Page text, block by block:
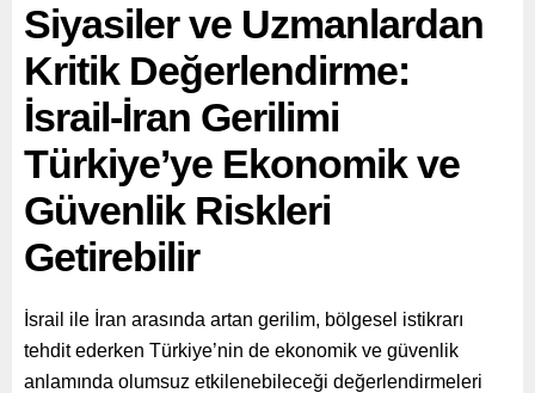
Siyasiler ve Uzmanlardan
Kritik Değerlendirme:
İsrail-İran Gerilimi
Türkiye’ye Ekonomik ve
Güvenlik Riskleri
Getirebilir
İsrail ile İran arasında artan gerilim, bölgesel istikrarı
tehdit ederken Türkiye’nin de ekonomik ve güvenlik
anlamında olumsuz etkilenebileceği değerlendirmeleri